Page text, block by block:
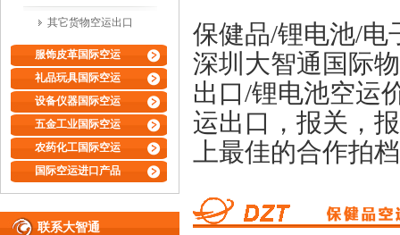
其它货物空运出口
服饰皮革国际空运
礼品玩具国际空运
设备仪器国际空运
五金工业国际空运
农药化工国际空运
国际空运进口产品
联系大智通
保健品/锂电池/电
深圳大智通国际
出口/锂电池空运
运出口，报关，
上最佳的合作拍